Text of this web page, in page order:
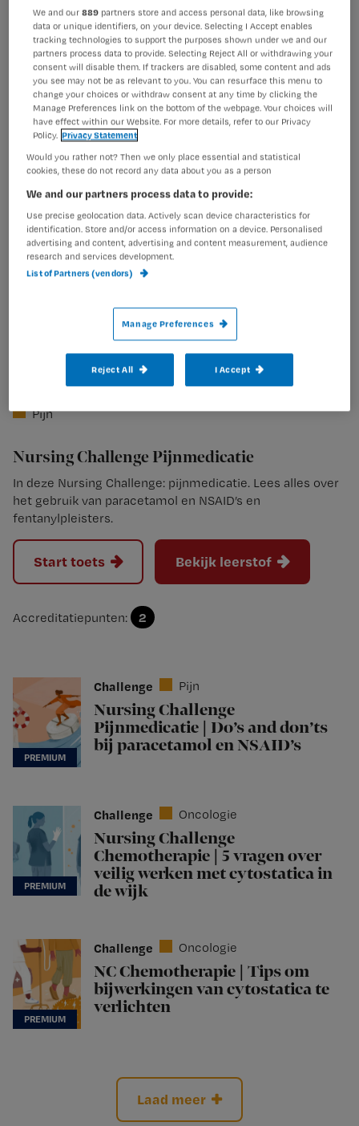
Challenge Pijn
Pijnmedicatie | Fentanyl
pleisters: mag je de huid
scheren & meer vragen
Pijn
Nursing Challenge Pijnmedicatie
In deze Nursing Challenge: pijnmedicatie. Lees alles over
het gebruik van paracetamol en NSAID’s en
fentanylpleisters.
Start toets Bekijk leerstof
Accreditatiepunten: 2
Challenge Pijn
Nursing Challenge
Pijnmedicatie | Do’s and don’ts
bij paracetamol en NSAID’s
Challenge Oncologie
Nursing Challenge
Chemotherapie | 5 vragen over
veilig werken met cytostatica in
de wijk
Challenge Oncologie
NC Chemotherapie | Tips om
bijwerkingen van cytostatica te
verlichten
Laad meer
We and our889 partners store and access personal data, like browsing
data or unique identifiers, on your device. Selecting I Accept enables
tracking technologies to support the purposes shown under we and our
partners process data to provide. Selecting Reject All or withdrawing your
consent will disable them. If trackers are disabled, some content and ads
you see may not be as relevant to you. You can resurface this menu to
change your choices or withdraw consent at any time by clicking the
Manage Preferences link on the bottom of the webpage. Your choices will
have effect within our Website. For more details, refer to our Privacy
Policy. Privacy Statement
Would you rather not? Then we only place essential and statistical
cookies, these do not record any data about you as a person
We and our partners process data to provide:
Use precise geolocation data. Actively scan device characteristics for
identification. Store and/or access information on a device. Personalised
advertising and content, advertising and content measurement, audience
research and services development.
List of Partners (vendors)
Manage Preferences
Reject All I Accept